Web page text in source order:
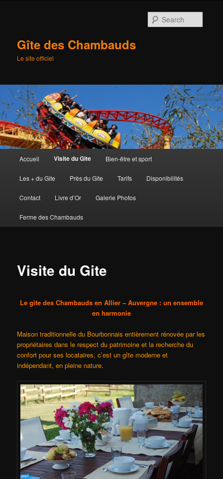
Gîte des Chambauds
Le site officiel
Skip
to
primary
Accueil Visite du Gite Bien-être et sport
Les + du Gite Près du Gite Tarifs Disponibilités
Contact Livre d’Or Galerie Photos
Ferme des Chambauds
Visite du Gite
Le gite des Chambauds en Allier – Auvergne : un ensemble
en harmonie
Maison traditionnelle du Bourbonnais entièrement rénovée par les
propriétaires dans le respect du patrimoine et la recherche du
confort pour ses locataires, c’est un gîte moderne et
indépendant, en pleine nature.